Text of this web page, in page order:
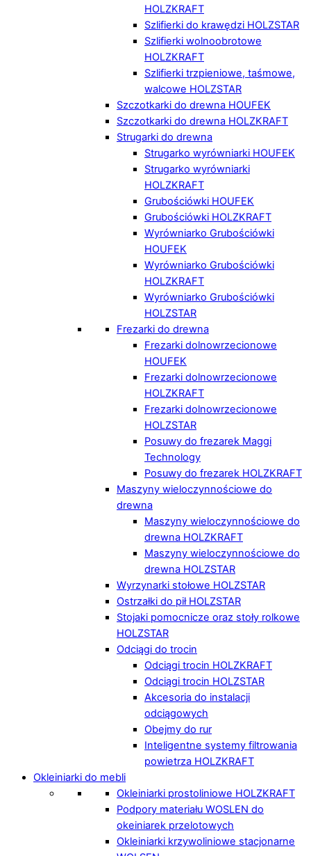
HOLZKRAFT
Szlifierki do krawędzi HOLZSTAR
Szlifierki wolnoobrotowe
HOLZKRAFT
Szlifierki trzpieniowe, taśmowe,
walcowe HOLZSTAR
Szczotkarki do drewna HOUFEK
Szczotkarki do drewna HOLZKRAFT
Strugarki do drewna
Strugarko wyrówniarki HOUFEK
Strugarko wyrówniarki
HOLZKRAFT
Grubościówki HOUFEK
Grubościówki HOLZKRAFT
Wyrówniarko Grubościówki
HOUFEK
Wyrówniarko Grubościówki
HOLZKRAFT
Wyrówniarko Grubościówki
HOLZSTAR
Frezarki do drewna
Frezarki dolnowrzecionowe
HOUFEK
Frezarki dolnowrzecionowe
HOLZKRAFT
Frezarki dolnowrzecionowe
HOLZSTAR
Posuwy do frezarek Maggi
Technology
Posuwy do frezarek HOLZKRAFT
Maszyny wieloczynnościowe do
drewna
Maszyny wieloczynnościowe do
drewna HOLZKRAFT
Maszyny wieloczynnościowe do
drewna HOLZSTAR
Wyrzynarki stołowe HOLZSTAR
Ostrzałki do pił HOLZSTAR
Stojaki pomocnicze oraz stoły rolkowe
HOLZSTAR
Odciągi do trocin
Odciągi trocin HOLZKRAFT
Odciągi trocin HOLZSTAR
Akcesoria do instalacji
odciągowych
Obejmy do rur
Inteligentne systemy filtrowania
powietrza HOLZKRAFT
Okleiniarki do mebli
Okleiniarki prostoliniowe HOLZKRAFT
Podpory materiału WOSLEN do
okeiniarek przelotowych
Okleiniarki krzywoliniowe stacjonarne